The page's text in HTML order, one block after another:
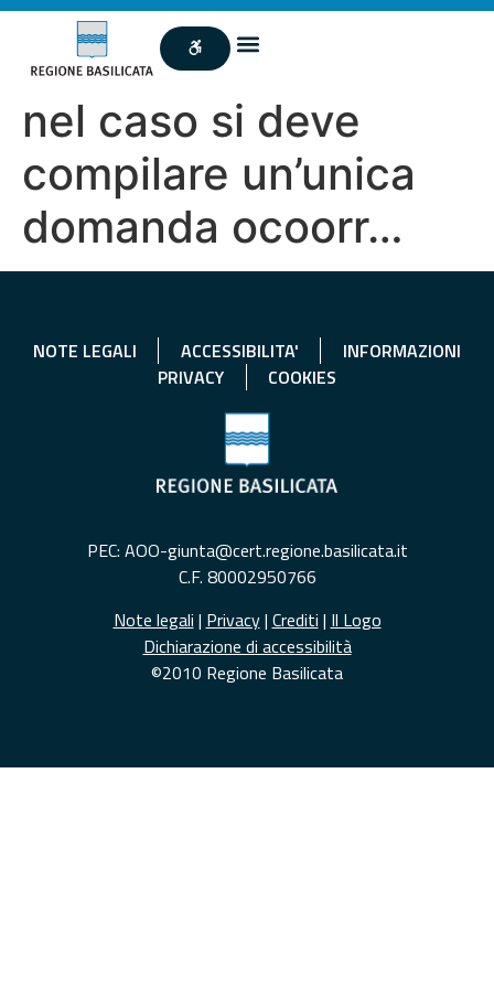
nel caso si deve
compilare un’unica
domanda ocoorr…
NOTE LEGALI ACCESSIBILITA'
INFORMAZIONI
PRIVACY
COOKIES
PEC: AOO-giunta@cert.regione.basilicata.it
C.F. 80002950766
Note legali | Privacy| Crediti | Il Logo
Dichiarazione di accessibilità
©2010 Regione Basilicata